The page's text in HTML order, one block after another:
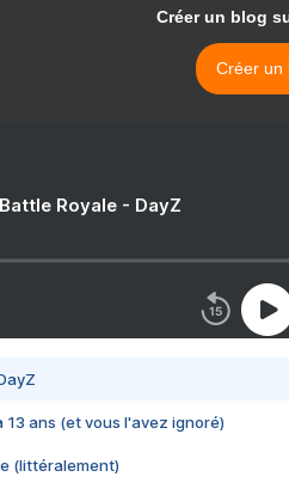
Créer un blog
Créer un
Royale - DayZ
13 ans (et vous l'avez ignoré)
(littéralement)